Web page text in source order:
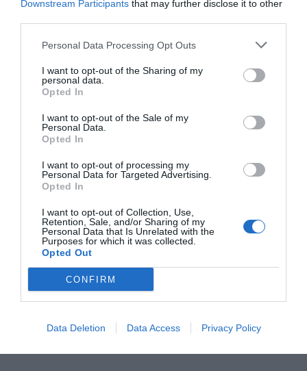
Downstream Participants that may further disclose it to other
Personal Data Processing Opt Outs
I want to opt-out of the Sharing of my
personal data.
Opted In
I want to opt-out of the Sale of my
Personal Data.
Opted In
I want to opt-out of processing my
Personal Data for Targeted Advertising.
Opted In
I want to opt-out of Collection, Use,
Retention, Sale, and/or Sharing of my
Personal Data that Is Unrelated with the
Purposes for which it was collected.
Opted Out
CONFIRM
Data Deletion Data Access Privacy Policy
Google de forma gratuïta
RELACIONADES
fronteres